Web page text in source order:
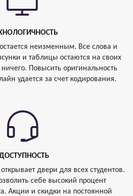
неизменным. Все слова и
и таблицы остаются на своих
Повысить оригинальность
удается за счет кодирования.
двери для всех студентов.
себе высокий процент
Акции и скидки на постоянной